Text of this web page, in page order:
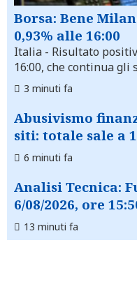
Borsa: Bene
0,93% alle 16:00
Italia - Risultato
16:00, che continua gli
3 minuti fa
Abusivismo
siti: totale sale a
6 minuti fa
Analisi Tecnica:
6/08/2026, ore
13 minuti fa